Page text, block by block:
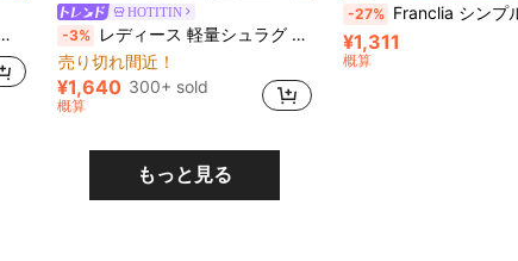
HOTITIN
-3% レディース 軽量シュラグ カバーアップ オープンフロント ショートニットトップ 春夏 薄手 ボレロセーター ピンク
売り切れ間近！
¥1,640 300+ sold
概算
-27% Franclia シンプルな無地 タンダウンカラー 半袖 カジュアルフィット
¥1,311
概算
もっと見る